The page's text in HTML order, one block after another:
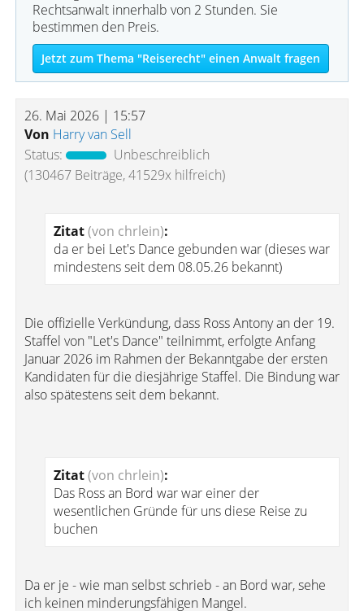
Rechtsanwalt innerhalb von 2 Stunden. Sie
bestimmen den Preis.
Jetzt zum Thema "Reiserecht" einen Anwalt fragen
26. Mai 2026 | 15:57
Von Harry van Sell
Status:
Unbeschreiblich
(130467 Beiträge, 41529x hilfreich)
Zitat(von chrlein):
da er bei Let's Dance gebunden war (dieses war
mindestens seit dem 08.05.26 bekannt)
Die offizielle Verkündung, dass Ross Antony an der 19.
Staffel von "Let's Dance" teilnimmt, erfolgte Anfang
Januar 2026 im Rahmen der Bekanntgabe der ersten
Kandidaten für die diesjährige Staffel. Die Bindung war
also spätestens seit dem bekannt.
Zitat(von chrlein):
Das Ross an Bord war war einer der
wesentlichen Gründe für uns diese Reise zu
buchen
Da er je - wie man selbst schrieb - an Bord war, sehe
ich keinen minderungsfähigen Mangel.